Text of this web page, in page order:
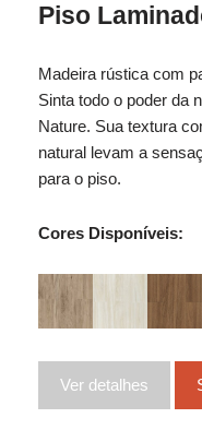
Piso
Madeira rústica com
Sinta todo o poder da
Nature. Sua textura
natural levam a
para o piso.
Cores Disponíveis:
Ver detalhes